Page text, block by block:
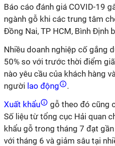
Báo cáo đánh giá COVID-19
ngành gỗ khi các trung tâm
Đồng Nai, TP HCM, Bình Định
Nhiều doanh nghiệp cố gắng
50% so với trước thời điểm
nào yêu cầu của khách hàng
người lao động
.
Xuất khẩu
gỗ theo đó cũng
Số liệu từ tổng cục Hải quan
khẩu gỗ trong tháng 7 đạt
với tháng 6 và giảm sâu tại